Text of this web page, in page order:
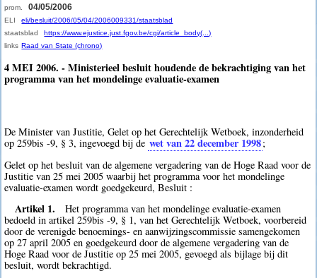
prom. 04/05/2006
ELI
eli/besluit/2006/05/04/2006009331/staatsblad
staatsblad
https://www.ejustice.just.fgov.be/cgi/article_body(...)
links Raad van State (chrono)
4 MEI 2006. - Ministerieel besluit houdende de bekrachtiging van het
programma van het mondelinge evaluatie-examen
De Minister van Justitie, Gelet op het Gerechtelijk Wetboek, inzonderheid
op 259bis -9, § 3, ingevoegd bij de wet van 22 december 1998;
Gelet op het besluit van de algemene vergadering van de Hoge Raad voor de
Justitie van 25 mei 2005 waarbij het programma voor het mondelinge
evaluatie-examen wordt goedgekeurd, Besluit :
Artikel 1.
Het programma van het mondelinge evaluatie-examen
bedoeld in artikel 259bis -9, § 1, van het Gerechtelijk Wetboek, voorbereid
door de verenigde benoemings- en aanwijzingscommissie samengekomen
op 27 april 2005 en goedgekeurd door de algemene vergadering van de
Hoge Raad voor de Justitie op 25 mei 2005, gevoegd als bijlage bij dit
besluit, wordt bekrachtigd.